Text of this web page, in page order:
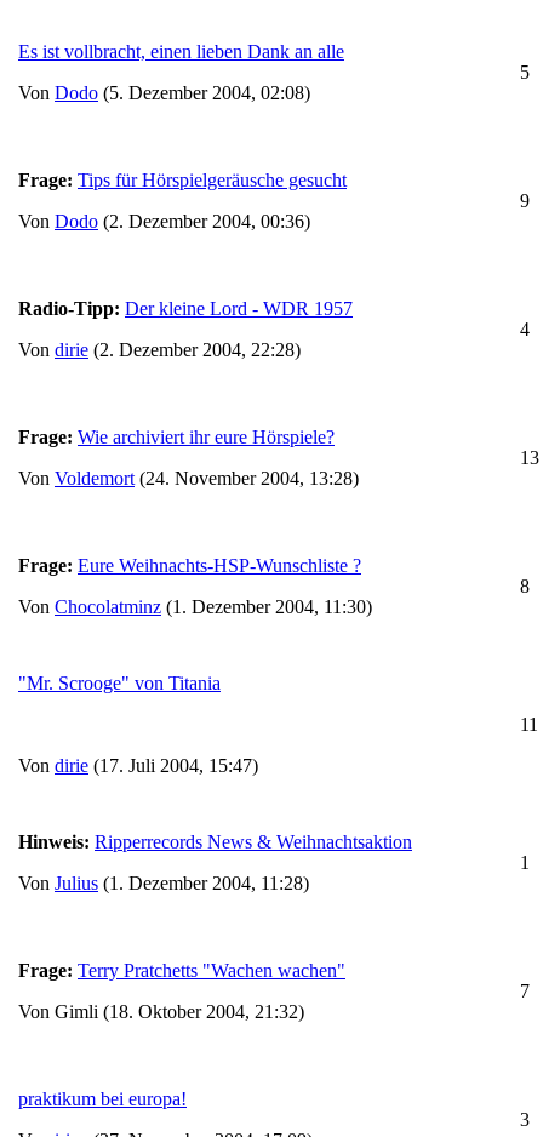
Es ist vollbracht, einen lieben Dank an alle
Von Dodo (5. Dezember 2004, 02:08)
5
Frage: Tips für Hörspielgeräusche gesucht
Von Dodo (2. Dezember 2004, 00:36)
9
Radio-Tipp: Der kleine Lord - WDR 1957
Von dirie (2. Dezember 2004, 22:28)
4
Frage: Wie archiviert ihr eure Hörspiele?
Von Voldemort (24. November 2004, 13:28)
13
Frage: Eure Weihnachts-HSP-Wunschliste ?
Von Chocolatminz (1. Dezember 2004, 11:30)
8
"Mr. Scrooge" von Titania
Von dirie (17. Juli 2004, 15:47)
11
Hinweis: Ripperrecords News & Weihnachtsaktion
Von Julius (1. Dezember 2004, 11:28)
1
Frage: Terry Pratchetts "Wachen wachen"
Von Gimli (18. Oktober 2004, 21:32)
7
praktikum bei europa!
3